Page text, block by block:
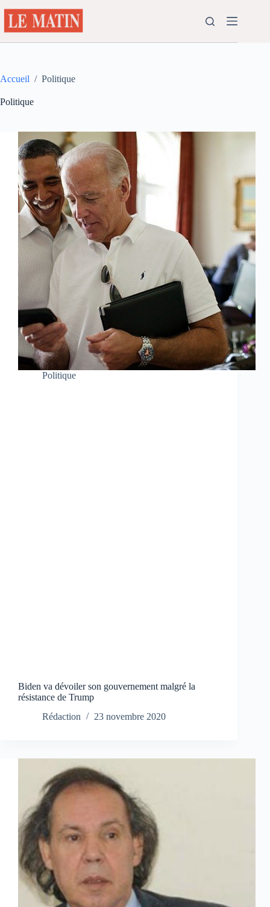
au
contenu
Accueil / Politique
Politique
Politique
Biden va dévoiler son gouvernement malgré la
résistance de Trump
Rédaction
23 novembre 2020